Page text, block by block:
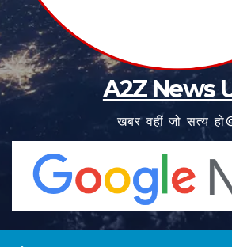
A2Z News
खबर वहीं जो सत्य